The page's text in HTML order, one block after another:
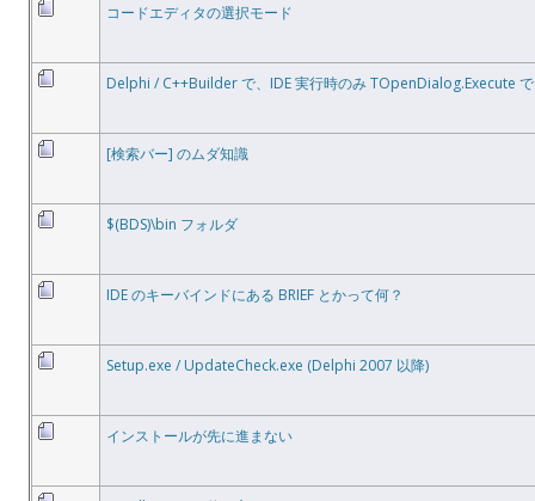
コードエディタの選択モード
Delphi / C++Builder で、IDE 実行時のみ TOpenDialog.Execute
[検索バー] のムダ知識
$(BDS)\bin フォルダ
IDE のキーバインドにある BRIEF とかって何？
Setup.exe / UpdateCheck.exe (Delphi 2007 以降)
インストールが先に進まない